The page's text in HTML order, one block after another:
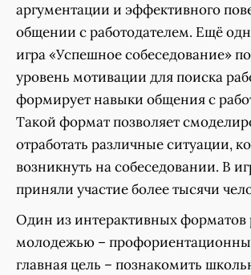
аргументации и эффективного
общении с работодателем. Ещё
игра «Успешное собеседование»
уровень мотивации для поиска
формирует навыки общения с
Такой формат позволяет
отработать различные ситуации,
возникнуть на собеседовании. В
приняли участие более тысячи
Один из интерактивных форматов
молодежью –
главная цель – познакомить